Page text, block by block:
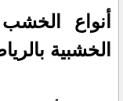
أنواع
الخشبية